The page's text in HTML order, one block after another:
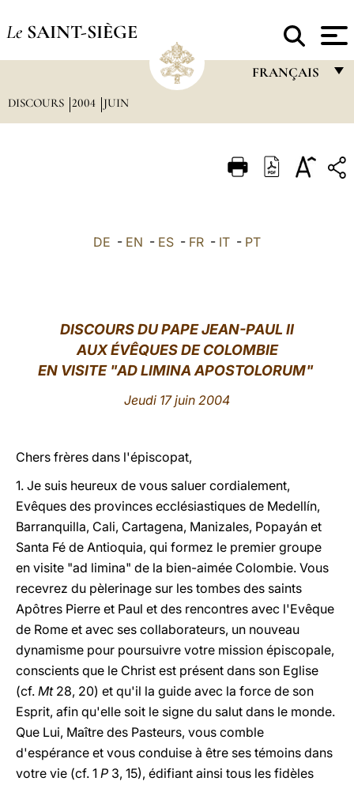
Le SAINT-SIÈGE
FRANÇAIS
ITALIANO
中文
LATINE
DISCOURS 2004 JUIN
DE - EN - ES - FR - IT - PT
DISCOURS DU PAPE JEAN-PAUL II
AUX ÉVÊQUES DE COLOMBIE
EN VISITE "AD LIMINA APOSTOLORUM"
Jeudi 17 juin 2004
Chers frères dans l'épiscopat,
1. Je suis heureux de vous saluer cordialement,
Evêques des provinces ecclésiastiques de Medellín,
Barranquilla, Cali, Cartagena, Manizales, Popayán et
Santa Fé de Antioquia, qui formez le premier groupe
en visite "ad limina" de la bien-aimée Colombie. Vous
recevrez du pèlerinage sur les tombes des saints
Apôtres Pierre et Paul et des rencontres avec l'Evêque
de Rome et avec ses collaborateurs, un nouveau
dynamisme pour poursuivre votre mission épiscopale,
conscients que le Christ est présent dans son Eglise
(cf. Mt28, 20) et qu'il la guide avec la force de son
Esprit, afin qu'elle soit le signe du salut dans le monde.
Que Lui, Maître des Pasteurs, vous comble
d'espérance et vous conduise à être ses témoins dans
votre vie (cf. 1 P 3, 15), édifiant ainsi tous les fidèles